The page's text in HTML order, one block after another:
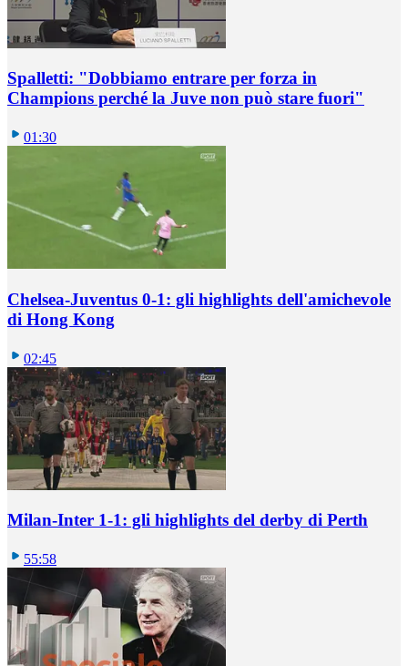
Spalletti: "Dobbiamo entrare per forza in
Champions perché la Juve non può stare fuori"
01:30
Chelsea-Juventus 0-1: gli highlights dell'amichevole
di Hong Kong
02:45
Milan-Inter 1-1: gli highlights del derby di Perth
55:58